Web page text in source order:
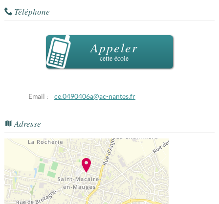
Téléphone
Appeler
cette école
Email : ce.0490406a@ac-nantes.fr
Adresse